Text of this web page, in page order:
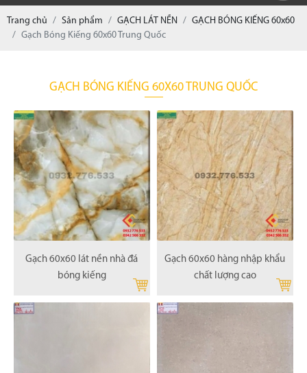
Trang chủ Sản phẩm GẠCH LÁT NỀN
GẠCH BÓNG KIẾNG 60x60
Gạch Bóng Kiếng 60x60 Trung Quốc
GẠCH BÓNG KIẾNG 60X60 TRUNG QUỐC
Gạch 60x60 lát nền nhà đá
bóng kiếng
Gạch 60x60 hàng nhập khẩu
chất lượng cao